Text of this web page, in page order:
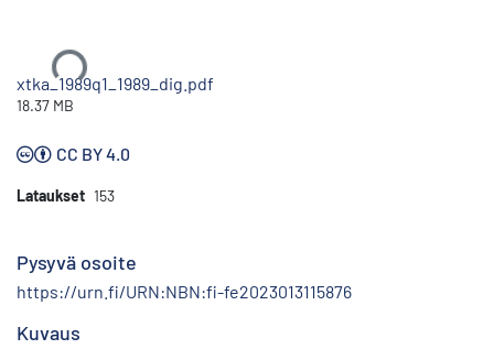
Ladataan...
xtka_1989q1_1989_dig.pdf
18.37 MB
CC BY 4.0
Lataukset 153
Pysyvä osoite
https://urn.fi/URN:NBN:fi-fe2023013115876
Kuvaus